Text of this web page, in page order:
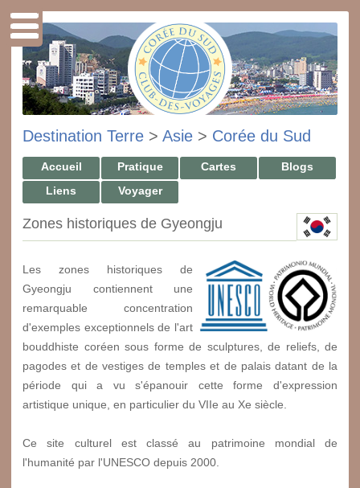
Destination Terre > Asie > Corée du Sud
Accueil Pratique Cartes
Blogs
Liens
Voyager
Zones historiques de Gyeongju
Les zones historiques de
Gyeongju contiennent une
remarquable concentration
d'exemples exceptionnels de l'art
bouddhiste coréen sous forme de sculptures, de reliefs, de
pagodes et de vestiges de temples et de palais datant de la
période qui a vu s'épanouir cette forme d'expression
artistique unique, en particulier du VIIe au Xe siècle.
Ce site culturel est classé au patrimoine mondial de
l'humanité par l'UNESCO depuis 2000.